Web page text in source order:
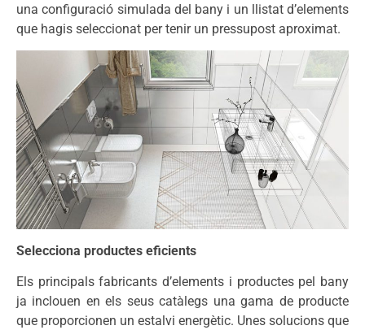
una configuració simulada del bany i un llistat d’elements
que hagis seleccionat per tenir un pressupost aproximat.
Selecciona productes eficients
Els principals fabricants d’elements i productes pel bany
ja inclouen en els seus catàlegs una gama de producte
que proporcionen un estalvi energètic. Unes solucions que